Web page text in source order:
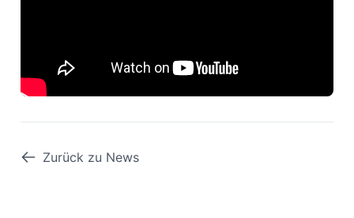
Zurück zu News